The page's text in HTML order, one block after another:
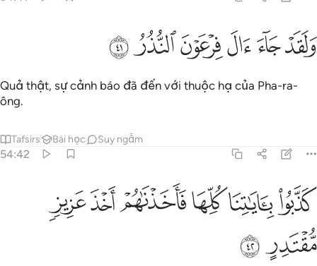
ولقد جاء ال فرعون النذر ٤١
وَلَقَدْ جَآءَ ءَالَ فِرْعَوْنَ ٱلنُّذُرُ ٤١
ﲡﲢﲣﲤﲥﲦ
Quả thật, sự cảnh báo đã đến với thuộc hạ của Pha-ra-
ông.
Tafsirs Bài học Suy ngẫm
54:42
كذبوا باياتنا كلها فاخذناهم اخذ عزيز مقتدر ٤٢
كَذَّبُوا۟ بِـَٔايَـٰتِنَا كُلِّهَا فَأَخَذْنَـٰهُمْ أَخْذَ عَزِيزٍۢ مُّقْتَدِرٍ ٤٢
ﲧﲨﲩﲪﲫﲬ
ﲭﲮ